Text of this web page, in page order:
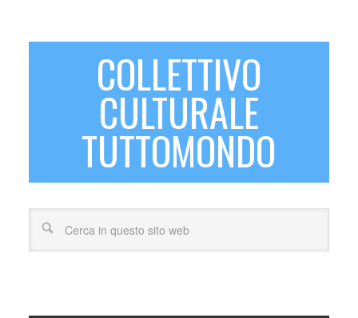
COLLETTIVO
CULTURALE
TUTTOMONDO